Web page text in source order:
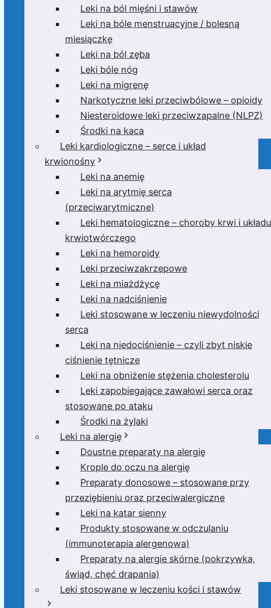
Leki na ból mięśni i stawów
Leki na bóle menstruacyjne / bolesną
miesiączkę
Leki na ból zęba
Leki bóle nóg
Leki na migrenę
Narkotyczne leki przeciwbólowe – opioidy
Niesteroidowe leki przeciwzapalne (NLPZ)
Środki na kaca
Leki kardiologiczne – serce i układ
krwionośny
Leki na anemię
Leki na arytmię serca
(przeciwarytmiczne)
Leki hematologiczne – choroby krwi i układu
krwiotwórczego
Leki na hemoroidy
Leki przeciwzakrzepowe
Leki na miażdżycę
Leki na nadciśnienie
Leki stosowane w leczeniu niewydolności
serca
Leki na niedociśnienie – czyli zbyt niskie
ciśnienie tętnicze
Leki na obniżenie stężenia cholesterolu
Leki zapobiegające zawałowi serca oraz
stosowane po ataku
Środki na żylaki
Leki na alergię
Doustne preparaty na alergię
Krople do oczu na alergię
Preparaty donosowe – stosowane przy
przeziębieniu oraz przeciwalergiczne
Leki na katar sienny
Produkty stosowane w odczulaniu
(immunoterapia alergenowa)
Preparaty na alergie skórne (pokrzywka,
świąd, chęć drapania)
Leki stosowane w leczeniu kości i stawów